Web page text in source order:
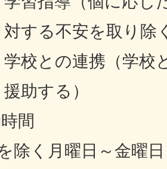
対する不安を取り除
学校との連携（学校
援助する）
間
除く月曜日～金曜日